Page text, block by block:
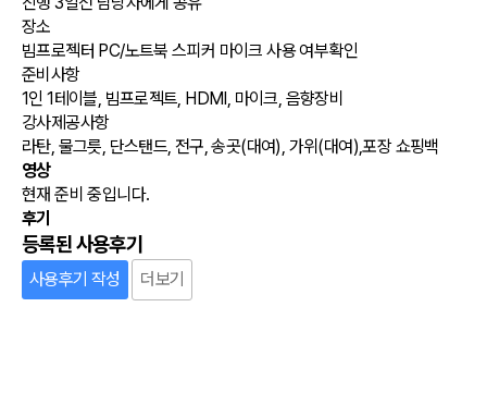
장소
빔프로젝터 PC/노트북 스피커 마이크 사용 여부확인
준비사항
1인 1테이블, 빔프로젝트, HDMI, 마이크, 음향장비
강사제공사항
라탄, 물그릇, 단스탠드, 전구, 송곳(대여), 가위(대여),포장 쇼핑백
영상
현재 준비 중입니다.
후기
등록된 사용후기
사용후기 작성 더보기